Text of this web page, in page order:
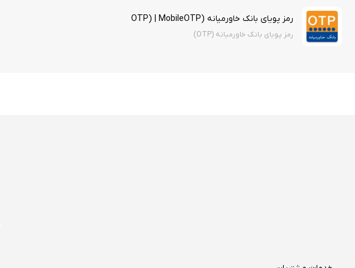
رمز پویای بانک خاورمیانه (OTP) | MobileOTP
رمز پویای بانک خاورمیانه (OTP)